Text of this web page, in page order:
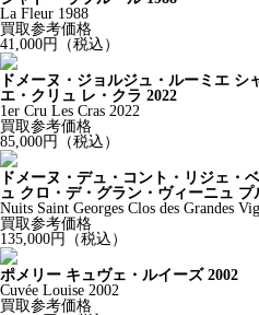
La Fleur 1988
買取参考価格
41,000円（税込）
ドメーヌ・ジョルジュ・ルーミエ シ
エ・クリュ レ・クラ 2022
1er Cru Les Cras 2022
買取参考価格
85,000円（税込）
ドメーヌ・デュ・コント・リジェ・
ュ クロ・デ・グラン・ヴィーニュ プ
Nuits Saint Georges Clos des Grandes
買取参考価格
135,000円（税込）
ポメリー キュヴェ・ルイーズ 2002
Cuvée Louise 2002
買取参考価格